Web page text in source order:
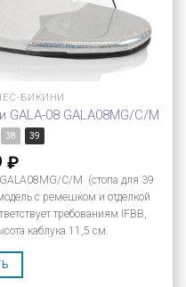
БИКИНИ
08 GALA08MG/C/M
38 39
₽
C/M (стопа для 39
с ремешком и отделкой
требованиям IFBB,
каблука 11,5 см.